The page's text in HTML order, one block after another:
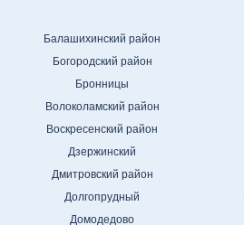
Балашихинский район
Богородский район
Бронницы
Волоколамский район
Воскресенский район
Дзержинский
Дмитровский район
Долгопрудный
Домодедово